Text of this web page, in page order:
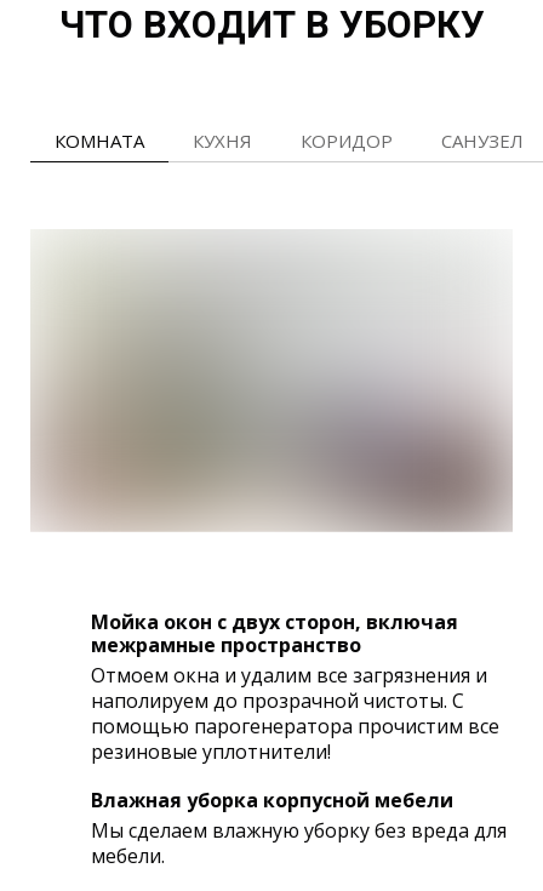
ЧТО ВХОДИТ В УБОРКУ
КОМНАТА КУХНЯ КОРИДОР САНУЗЕЛ
Мойка окон с двух сторон, включая
межрамные пространство
Отмоем окна и удалим все загрязнения и
наполируем до прозрачной чистоты. С
помощью парогенератора прочистим все
резиновые уплотнители!
Влажная уборка корпусной мебели
Мы сделаем влажную уборку без вреда для
мебели.